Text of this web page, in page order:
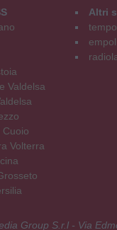
Valdelsa
Cuoio
Volterra
Altri
Group S.r.l - Via